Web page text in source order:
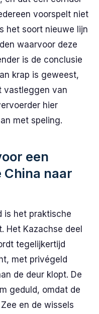
voorspelt niet
het soort nieuwe lijn
waarvoor deze
is de conclusie
krap is geweest,
vastleggen van
hier
met speling.
een
naar
is het praktische
Het Kazachse deel
tegelijkertijd
met privégeld
de deur klopt. De
geduld, omdat de
en de wissels